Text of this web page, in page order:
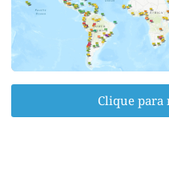
Clique para